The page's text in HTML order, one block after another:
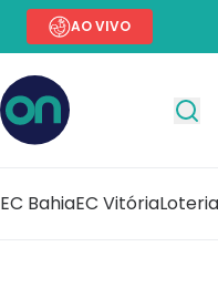
AO VIVO
EC BahiaEC Vitória